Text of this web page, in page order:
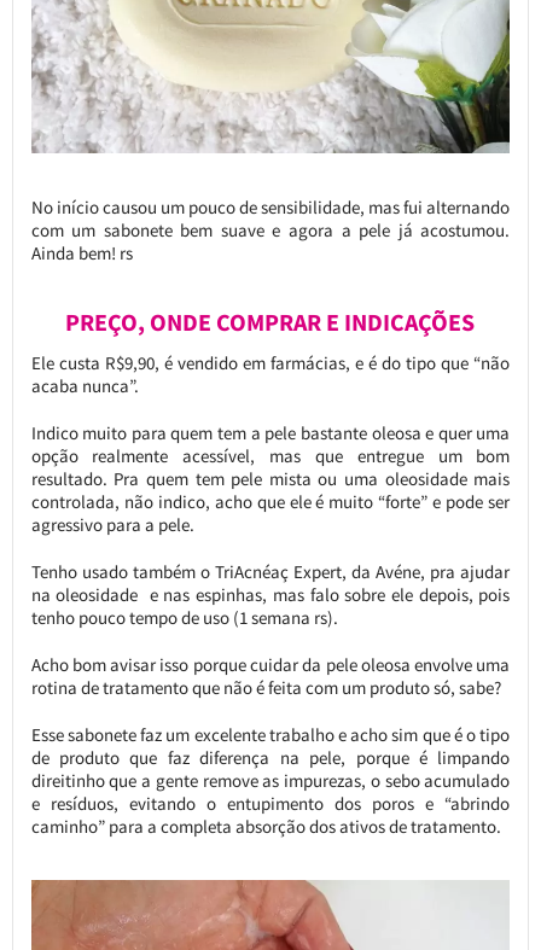
No início causou um pouco de sensibilidade, mas fui alternando
com um sabonete bem suave e agora a pele já acostumou.
Ainda bem! rs
PREÇO, ONDE COMPRAR E INDICAÇÕES
Ele custa R$9,90, é vendido em farmácias, e é do tipo que “não
acaba nunca”.
Indico muito para quem tem a pele bastante oleosa e quer uma
opção realmente acessível, mas que entregue um bom
resultado. Pra quem tem pele mista ou uma oleosidade mais
controlada, não indico, acho que ele é muito “forte” e pode ser
agressivo para a pele.
Tenho usado também o TriAcnéaç Expert, da Avéne, pra ajudar
na oleosidade e nas espinhas, mas falo sobre ele depois, pois
tenho pouco tempo de uso (1 semana rs).
Acho bom avisar isso porque cuidar da pele oleosa envolve uma
rotina de tratamento que não é feita com um produto só, sabe?
Esse sabonete faz um excelente trabalho e acho sim que é o tipo
de produto que faz diferença na pele, porque é limpando
direitinho que a gente remove as impurezas, o sebo acumulado
e resíduos, evitando o entupimento dos poros e “abrindo
caminho” para a completa absorção dos ativos de tratamento.